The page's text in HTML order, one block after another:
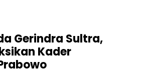
Gerindra Sultra,
Kader